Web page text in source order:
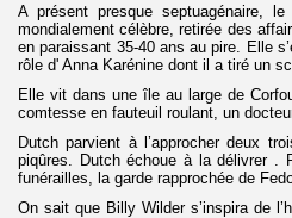
A présent presque septuagénaire,
mondialement célèbre, retirée des
en paraissant 35-40 ans au pire. Elle
rôle d' Anna Karénine dont il a tiré un
Elle vit dans une île au large de
comtesse en fauteuil roulant, un
Dutch parvient à l’approcher deux
piqûres. Dutch échoue à la délivrer .
funérailles, la garde rapprochée de
On sait que Billy Wilder s’inspira de